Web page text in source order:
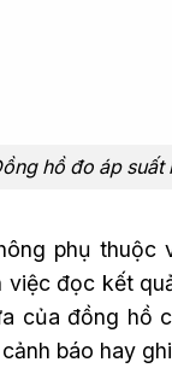
hồ đo áp suất
phụ
đọc kết
của đồng hồ
báo hay